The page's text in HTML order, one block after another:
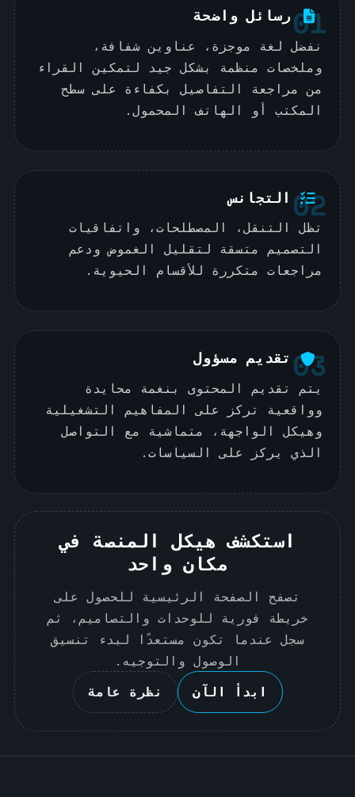
01رسائل واضحة
نفضل لغة موجزة، عناوين شفافة،
وملخصات منظمة بشكل جيد لتمكين القراء
من مراجعة التفاصيل بكفاءة على سطح
المكتب أو الهاتف المحمول.
02التجانس
تظل التنقل، المصطلحات، واتفاقيات
التصميم متسقة لتقليل الغموض ودعم
مراجعات متكررة للأقسام الحيوية.
03تقديم مسؤول
يتم تقديم المحتوى بنغمة محايدة
وواقعية تركز على المفاهيم التشغيلية
وهيكل الواجهة، متماشية مع التواصل
الذي يركز على السياسات.
استكشف هيكل المنصة في
مكان واحد
تصفح الصفحة الرئيسية للحصول على
خريطة فورية للوحدات والتصاميم، ثم
سجل عندما تكون مستعدًا لبدء تنسيق
الوصول والتوجيه.
ابدأ الآن نظرة عامة